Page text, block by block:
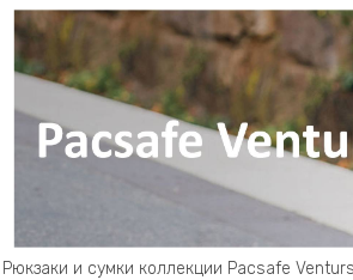
Рюкзаки и сумки коллекции Pacsafe